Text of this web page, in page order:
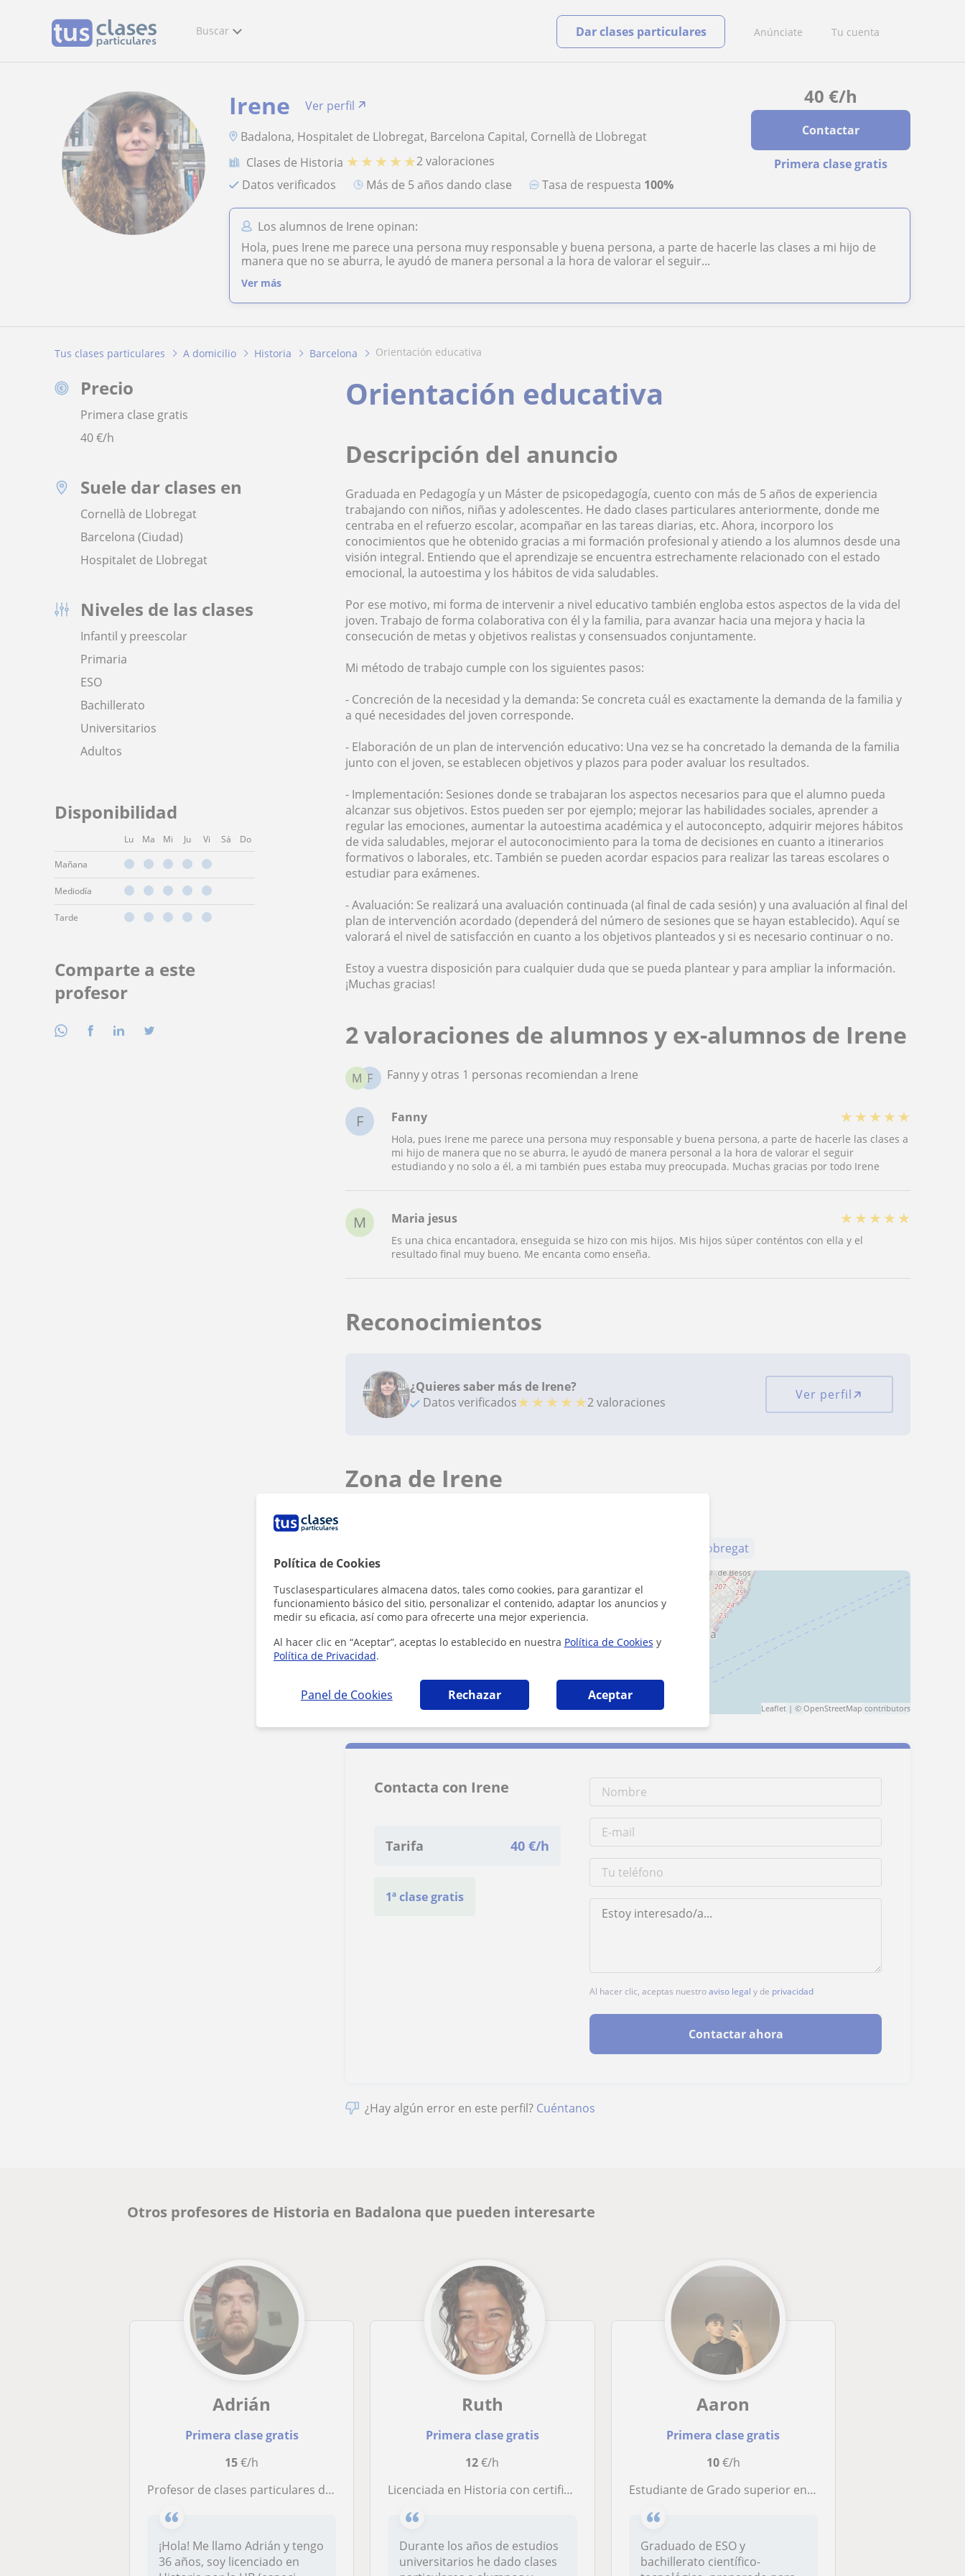
Política de Cookies
Tusclasesparticulares almacena datos, tales como cookies, para garantizar el
funcionamiento básico del sitio, personalizar el contenido, adaptar los anuncios y
medir su eficacia, así como para ofrecerte una mejor experiencia.
Al hacer clic en “Aceptar”, aceptas lo establecido en nuestra Política de Cookies y
Política de Privacidad.
Panel de Cookies Rechazar Aceptar
Buscar Anúnciate Tu cuenta
Dar clases particulares
40 €/h
Contactar
Primera clase gratis
Irene
Ver perfil
Badalona, Hospitalet de Llobregat, Barcelona Capital, Cornellà de Llobregat
Clases de Historia ★ ★ ★ ★ ★2 valoraciones
Datos verificados
más de 5 años dando clase Tasa de respuesta 100%
Los alumnos de Irene opinan:
Hola, pues Irene me parece una persona muy responsable y buena persona, a parte de hacerle las clases a mi hijo de
manera que no se aburra, le ayudó de manera personal a la hora de valorar el seguir...
Ver más
Tus clases particulares A domicilio Historia Barcelona orientación educativa
Precio
Primera clase gratis
40€/h
Suele dar clases en
Cornellà de Llobregat
Barcelona (Ciudad)
Hospitalet de Llobregat
Niveles de las clases
Infantil y preescolar
Primaria
ESO
Bachillerato
Universitarios
Adultos
Disponibilidad
Lu Ma Mi Ju Vi Sá Do
Mañana
Mediodía
Tarde
Comparte a este
profesor
Orientación educativa
Descripción del anuncio
Graduada en Pedagogía y un Máster de psicopedagogía, cuento con más de 5 años de experiencia
trabajando con niños, niñas y adolescentes. He dado clases particulares anteriormente, donde me
centraba en el refuerzo escolar, acompañar en las tareas diarias, etc. Ahora, incorporo los
conocimientos que he obtenido gracias a mi formación profesional y atiendo a los alumnos desde una
visión integral. Entiendo que el aprendizaje se encuentra estrechamente relacionado con el estado
emocional, la autoestima y los hábitos de vida saludables.
Por ese motivo, mi forma de intervenir a nivel educativo también engloba estos aspectos de la vida del
joven. Trabajo de forma colaborativa con él y la familia, para avanzar hacia una mejora y hacia la
consecución de metas y objetivos realistas y consensuados conjuntamente.
Mi método de trabajo cumple con los siguientes pasos:
- Concreción de la necesidad y la demanda: Se concreta cuál es exactamente la demanda de la familia y
a qué necesidades del joven corresponde.
- Elaboración de un plan de intervención educativo: Una vez se ha concretado la demanda de la familia
junto con el joven, se establecen objetivos y plazos para poder avaluar los resultados.
- Implementación: Sesiones donde se trabajaran los aspectos necesarios para que el alumno pueda
alcanzar sus objetivos. Estos pueden ser por ejemplo; mejorar las habilidades sociales, aprender a
regular las emociones, aumentar la autoestima académica y el autoconcepto, adquirir mejores hábitos
de vida saludables, mejorar el autoconocimiento para la toma de decisiones en cuanto a itinerarios
formativos o laborales, etc. También se pueden acordar espacios para realizar las tareas escolares o
estudiar para exámenes.
- Avaluación: Se realizará una avaluación continuada (al final de cada sesión) y una avaluación al final del
plan de intervención acordado (dependerá del número de sesiones que se hayan establecido). Aquí se
valorará el nivel de satisfacción en cuanto a los objetivos planteados y si es necesario continuar o no.
Estoy a vuestra disposición para cualquier duda que se pueda plantear y para ampliar la información.
¡Muchas gracias!
2 valoraciones de alumnos y ex-alumnos de Irene
F
M Fanny y otras 1 personas recomiendan a Irene
F Fanny ★ ★ ★ ★ ★
Hola, pues Irene me parece una persona muy responsable y buena persona, a parte de hacerle las clases a
mi hijo de manera que no se aburra, le ayudó de manera personal a la hora de valorar el seguir
estudiando y no solo a él, a mi también pues estaba muy preocupada. Muchas gracias por todo Irene
M Maria jesus ★ ★ ★ ★ ★
Es una chica encantadora, enseguida se hizo con mis hijos. Mis hijos súper conténtos con ella y el
resultado final muy bueno. Me encanta como enseña.
Reconocimientos
¿Quieres saber más de Irene?
Datos verificados★ ★ ★ ★ ★2 valoraciones Ver perfil
Zona de Irene
Hospitalet de Llobregat
+ −
5 km
Leaflet| © OpenStreetMap contributors
Contacta con Irene
Tarifa 40 €/h
1ª clase gratis
Al hacer clic, aceptas nuestroaviso legal y de privacidad
Contactar ahora
¿Hay algún error en este perfil? Cuéntanos
Otros profesores de Historia en Badalona que pueden interesarte
Adrián
Primera clase gratis
15€/h
Profesor de clases particulares de Historia y Ciencias Sociales
¡Hola! Me llamo Adrián y tengo
36 años, soy licenciado en
Ruth
Primera clase gratis
12€/h
Licenciada en Historia con certificado de aptitud pedagógica
Durante los años de estudios
universitarios he dado clases
Aaron
Primera clase gratis
10€/h
Estudiante de Grado superior en automoción, da clases de cualquier asignatura
Graduado de ESO y
bachillerato científico-